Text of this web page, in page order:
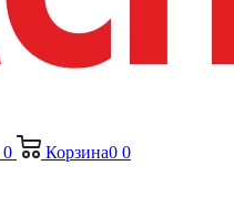
0 Корзина0 0